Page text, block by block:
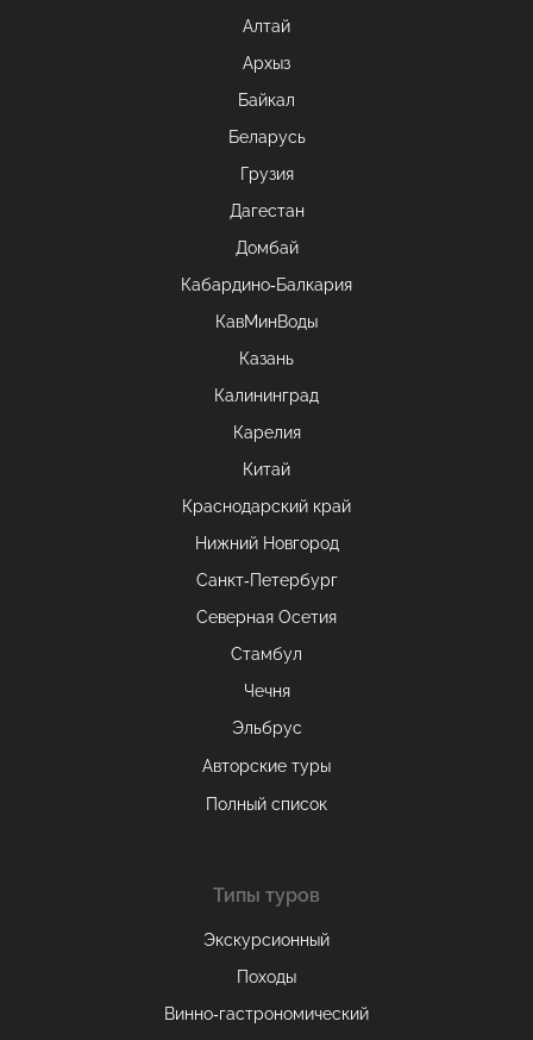
Алтай
Архыз
Байкал
Беларусь
Грузия
Дагестан
Домбай
Кабардино-Балкария
КавМинВоды
Казань
Калининград
Карелия
Китай
Краснодарский край
Нижний Новгород
Санкт-Петербург
Северная Осетия
Стамбул
Чечня
Эльбрус
Авторские туры
Полный список
Типы туров
Экскурсионный
Походы
Винно-гастрономический